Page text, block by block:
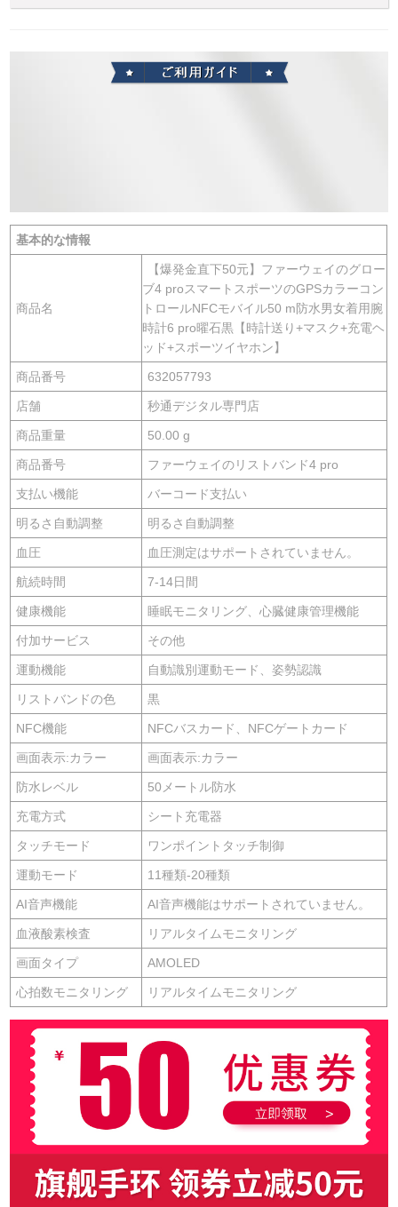
基本的な情報
商品名
【爆発金直下50元】ファーウェイのグロー
ブ4 proスマートスポーツのGPSカラーコン
トロールNFCモバイル50 m防水男女着用腕
時計6 pro曜石黒【時計送り+マスク+充電ヘ
ッド+スポーツイヤホン】
商品番号 632057793
店舗 秒通デジタル専門店
商品重量 50.00 g
商品番号 ファーウェイのリストバンド4 pro
支払い機能 バーコード支払い
明るさ自動調整 明るさ自動調整
血圧 血圧測定はサポートされていません。
航続時間 7-14日間
健康機能 睡眠モニタリング、心臓健康管理機能
付加サービス その他
運動機能 自動識別運動モード、姿勢認識
リストバンドの色 黒
NFC機能 NFCバスカード、NFCゲートカード
画面表示:カラー 画面表示:カラー
防水レベル 50メートル防水
充電方式 シート充電器
タッチモード ワンポイントタッチ制御
運動モード 11種類-20種類
AI音声機能 AI音声機能はサポートされていません。
血液酸素検査 リアルタイムモニタリング
画面タイプ AMOLED
心拍数モニタリング リアルタイムモニタリング